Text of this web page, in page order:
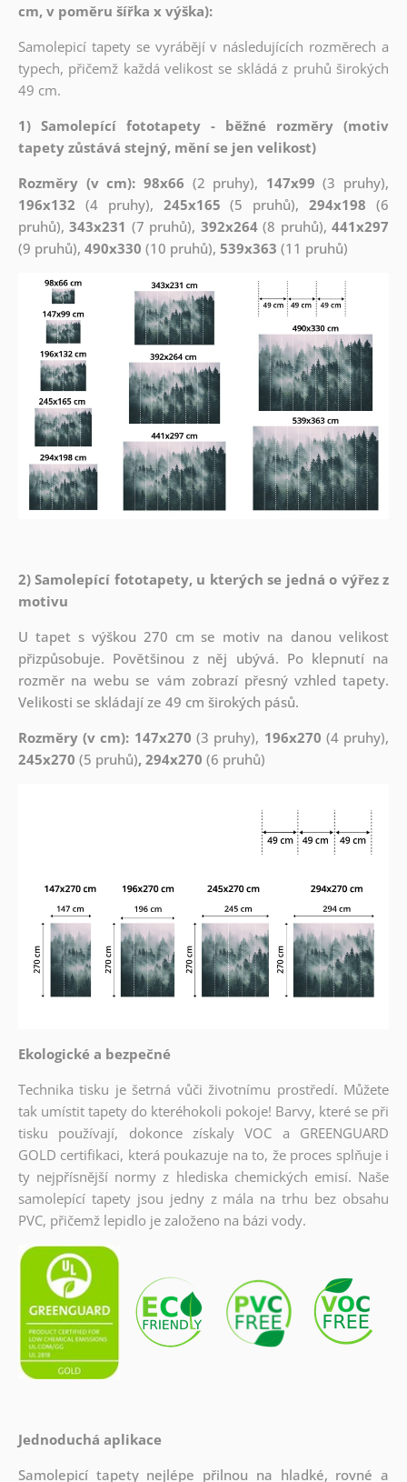
cm, v poměru šířka x výška):
Samolepicí tapety se vyrábějí v následujících rozměrech a
typech, přičemž každá velikost se skládá z pruhů širokých
49 cm.
1) Samolepící fototapety - běžné rozměry (motiv
tapety zůstává stejný, mění se jen velikost)
Rozměry (v cm): 98x66 (2 pruhy), 147x99 (3 pruhy),
196x132 (4 pruhy), 245x165 (5 pruhů),294x198 (6
pruhů),343x231 (7 pruhů), 392x264(8 pruhů),441x297
(9 pruhů), 490x330 (10 pruhů), 539x363 (11 pruhů)
2) Samolepící fototapety, u kterých se jedná o výřez z
motivu
U tapet s výškou 270 cm se motiv na danou velikost
přizpůsobuje. Povětšinou z něj ubývá. Po klepnutí na
rozměr na webu se vám zobrazí přesný vzhled tapety.
Velikosti se skládají ze 49 cm širokých pásů.
Rozměry (v cm): 147x270 (3 pruhy), 196x270 (4 pruhy),
245x270 (5 pruhů), 294x270 (6 pruhů)
Ekologické a bezpečné
Technika tisku je šetrná vůči životnímu prostředí. Můžete
tak umístit tapety do kteréhokoli pokoje! Barvy, které se při
tisku používají, dokonce získaly VOC a GREENGUARD
GOLD certifikaci, která poukazuje na to, že proces splňuje i
ty nejpřísnější normy z hlediska chemických emisí. Naše
samolepící tapety jsou jedny z mála na trhu bez obsahu
PVC, přičemž lepidlo je založeno na bázi vody.
Jednoduchá aplikace
Samolepicí tapety nejlépe přilnou na hladké, rovné a